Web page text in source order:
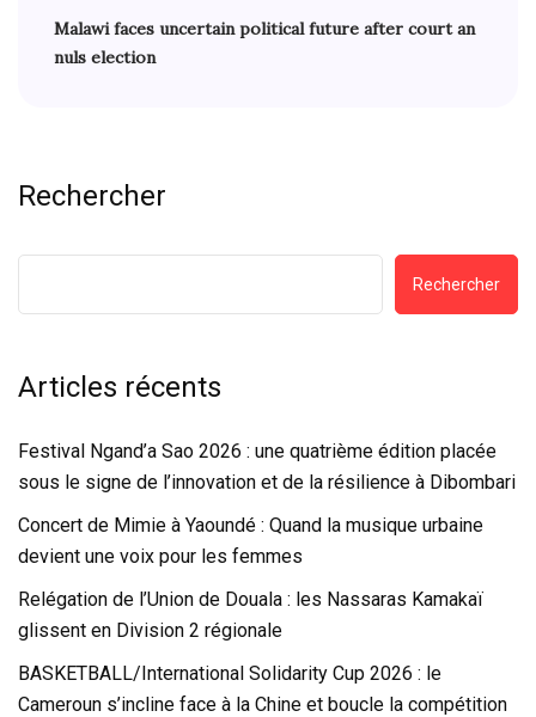
Malawi faces uncertain political future after court an
nuls election
Rechercher
Rechercher
Articles récents
Festival Ngand’a Sao 2026 : une quatrième édition placée
sous le signe de l’innovation et de la résilience à Dibombari
Concert de Mimie à Yaoundé : Quand la musique urbaine
devient une voix pour les femmes
Relégation de l’Union de Douala : les Nassaras Kamakaï
glissent en Division 2 régionale
BASKETBALL/International Solidarity Cup 2026 : le
Cameroun s’incline face à la Chine et boucle la compétition